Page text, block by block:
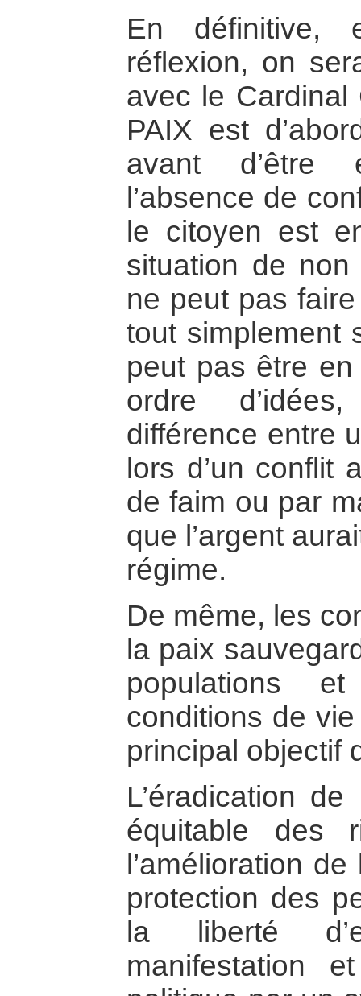
En définitive,
réflexion, on
avec le Cardinal
PAIX est
avant d’être
l’absence de
le citoyen est
situation de
ne peut pas
tout simplement
peut pas être
ordre
différence entre
lors d’un conflit
de faim ou par
que l’argent
régime.
De même, les
la paix
populations
conditions de
principal objectif
L’éradication
équitable des
l’amélioration
protection des
la liberté
manifestation